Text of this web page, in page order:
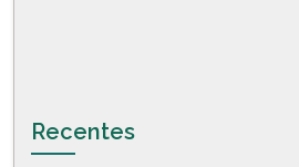
Recentes